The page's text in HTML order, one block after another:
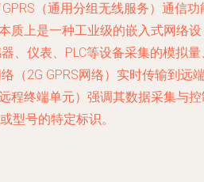
（通用分组无线服务）通信功
质上是一种工业级的嵌入式网络设
、仪表、PLC等设备采集的模拟量
（2G GPRS网络）实时传输到远
程终端单元）强调其数据采集与
型号的特定标识。